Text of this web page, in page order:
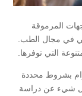
المرموقة
في مجال الطب.
التي توفرها.
بشروط محددة
شيء عن دراسة